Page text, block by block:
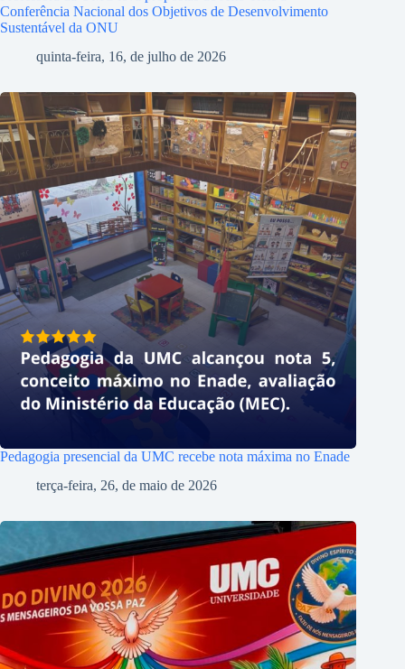
Conferência Nacional dos Objetivos de Desenvolvimento
Sustentável da ONU
quinta-feira, 16, de julho de 2026
Pedagogia presencial da UMC recebe nota máxima no Enade
terça-feira, 26, de maio de 2026